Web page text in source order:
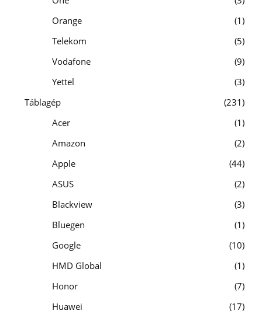
Orange
1
Telekom
5
Vodafone
9
Yettel
3
Táblagép
231
Acer
1
Amazon
2
Apple
44
ASUS
2
Blackview
3
Bluegen
1
Google
10
HMD Global
1
Honor
7
Huawei
17